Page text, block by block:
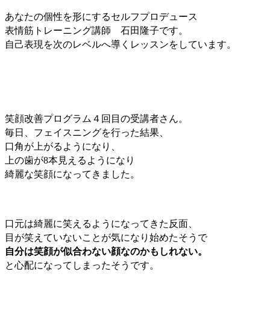
あなたの個性を形にするセルフプロデュース
表情筋トレーニング講師 石田隆子です。
自己表現を次のレベルへ導くレッスンをしています。
笑顔改善プログラム４回目の受講者さん。
毎日、フェイスニングを行った結果、
口角が上がるようになり、
上の歯が8本見えるようになり
綺麗な笑顔になってきました。
口元は綺麗に笑えるようになってきた 反面、
目が笑えていないことが気になり始めたそうで
自分は笑顔が似合わない顔なのかもしれない。
と心配になってしまったそうです。